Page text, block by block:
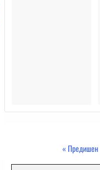
« Предишен